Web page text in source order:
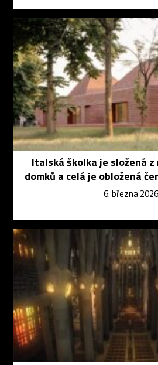
Italská školka je složená z
domků a celá je obložená
6. března 2026